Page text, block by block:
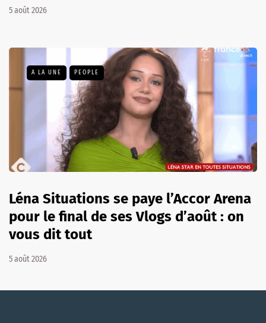
5 août 2026
A LA UNE PEOPLE
Léna Situations se paye l’Accor Arena
pour le final de ses Vlogs d’août : on
vous dit tout
5 août 2026